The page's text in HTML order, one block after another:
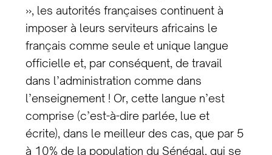
», les autorités françaises continuent à
imposer à leurs serviteurs africains le
français comme seule et unique langue
officielle et, par conséquent, de travail
dans l’administration comme dans
l’enseignement ! Or, cette langue n’est
comprise (c’est-à-dire parlée, lue et
écrite), dans le meilleur des cas, que par 5
à 10% de la population du Sénégal, qui se